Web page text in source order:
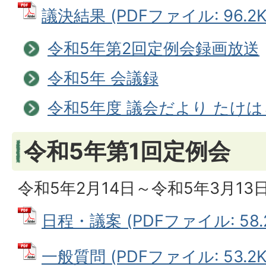
議決結果 (PDFファイル:
令和5年第2回定例会録画放送
令和5年 会議録
令和5年度 議会だより たけ
令和5年第1回定例会
令和5年2月14日～令和5年3月13
日程・議案 (PDFファイル:
一般質問 (PDFファイル: